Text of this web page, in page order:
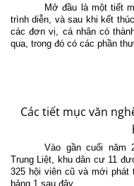
Mở đầu là một tiết
trình diễn, và sau khi kết
các đơn vị, cá nhân có
qua, trong đó có các phần
Các tiết mục văn
Vào gần cuối năm
Trung Liệt, khu dân cư 11
325 hội viên cũ và mới phát
bảng 1 sau đây